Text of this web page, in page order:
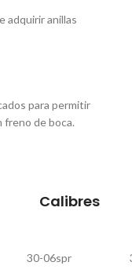
adquirir anillas
para permitir
freno de boca.
Calibres
30-06spr